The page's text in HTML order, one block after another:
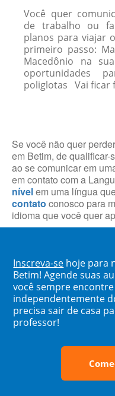
Você quer
de trabalho ou
planos para viajar
primeiro passo:
Macedônio na
oportunidades
poliglotas Vai ficar
Se você não quer
em Betim, de
ao se comunicar em
em contato com a
nívelem uma língua
contato conosco para
idioma que você quer
Inscreva-se hoje para
Betim! Agende suas
você sempre
independentemente
precisa sair de casa
professor!